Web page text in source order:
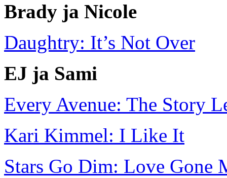
Brady ja Nicole
Daughtry: It’s Not Over
EJ ja Sami
Every Avenue: The Story
Kari Kimmel: I Like It
Stars Go Dim: Love Gone